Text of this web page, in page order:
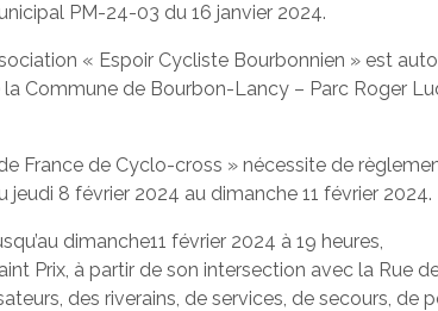
PM-24-03 du 16 janvier 2024.
« Espoir Cycliste Bourbonnien » est
Commune de Bourbon-Lancy – Parc Roger
France de Cyclo-cross » nécessite de
8 février 2024 au dimanche 11 février 2024.
dimanche11 février 2024 à 19 heures,
Prix, à partir de son intersection avec la Rue
des riverains, de services, de secours, de